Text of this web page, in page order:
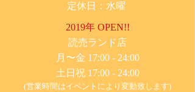
定休日：水曜
2019年 OPEN!!
​読売ランド店
月〜金 17:00 - 24:00
土日祝 17:00 - 24:00
(営業時間はイベントにより変動致します)